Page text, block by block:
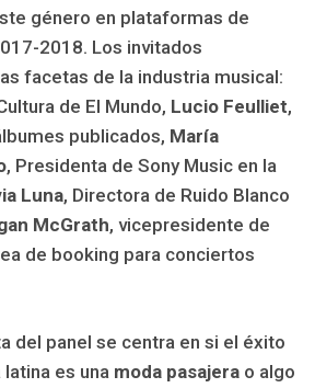
género en plataformas de
2018. Los invitados
facetas de la industria musical:
de El Mundo, Lucio Feulliet,
publicados, María
, Presidenta de Sony Music en la
Luna, Directora de Ruido Blanco
McGrath, vicepresidente de
de booking para conciertos
del panel se centra en si el éxito
es una moda pasajera o algo